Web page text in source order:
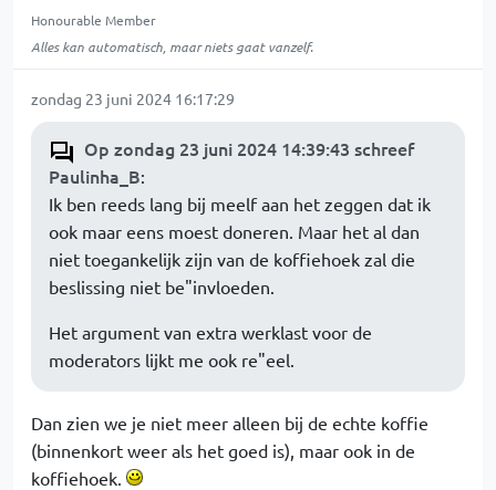
Honourable Member
Alles kan automatisch, maar niets gaat vanzelf.
zondag 23 juni 2024 16:17:29
Op zondag 23 juni 2024 14:39:43 schreef
Paulinha_B:
Ik ben reeds lang bij meelf aan het zeggen dat ik
ook maar eens moest doneren. Maar het al dan
niet toegankelijk zijn van de koffiehoek zal die
beslissing niet be"invloeden.
Het argument van extra werklast voor de
moderators lijkt me ook re"eel.
Dan zien we je niet meer alleen bij de echte koffie
(binnenkort weer als het goed is), maar ook in de
koffiehoek.